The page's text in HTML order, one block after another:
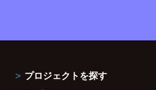
プロジェクトを探す